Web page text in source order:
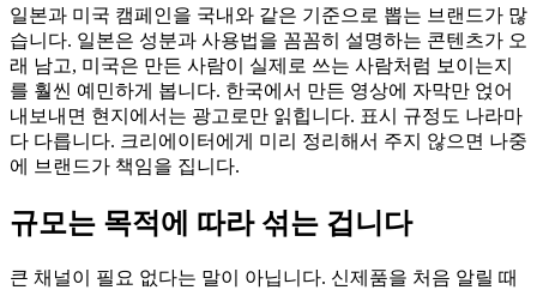
일본과 미국 캠페인을 국내와 같은 기준으로 뽑는 브랜드가 많
습니다. 일본은 성분과 사용법을 꼼꼼히 설명하는 콘텐츠가 오
래 남고, 미국은 만든 사람이 실제로 쓰는 사람처럼 보이는지
를 훨씬 예민하게 봅니다. 한국에서 만든 영상에 자막만 얹어
내보내면 현지에서는 광고로만 읽힙니다. 표시 규정도 나라마
다 다릅니다. 크리에이터에게 미리 정리해서 주지 않으면 나중
에 브랜드가 책임을 집니다.
규모는 목적에 따라 섞는 겁니다
큰 채널이 필요 없다는 말이 아닙니다. 신제품을 처음 알릴 때